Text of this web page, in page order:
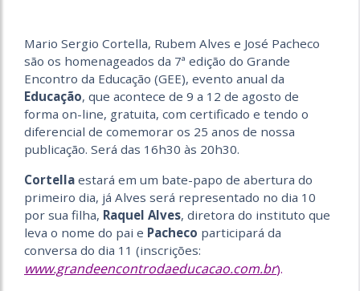
Mario Sergio Cortella, Rubem Alves e José Pacheco
são os homenageados da 7ª edição do Grande
Encontro da Educação (GEE), evento anual da
Educação, que acontece de 9 a 12 de agosto de
forma on-line, gratuita, com certificado e tendo o
diferencial de comemorar os 25 anos de nossa
publicação. Será das 16h30 às 20h30.
Cortella estará em um bate-papo de abertura do
primeiro dia, já Alves será representado no dia 10
por sua filha, Raquel Alves, diretora do instituto que
leva o nome do pai e Pacheco participará da
conversa do dia 11 (inscrições:
www.grandeencontrodaeducacao.com.br).